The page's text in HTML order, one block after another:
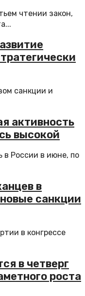
чтении закон,
санкции и
активность
высокой
в России в июне, по
в
санкции
в конгрессе
в четверг
роста